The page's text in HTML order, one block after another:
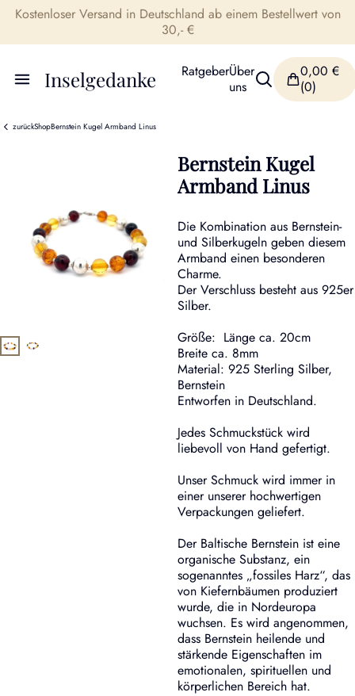
Kostenloser Versand in Deutschland ab einem Bestellwert von
30,- €
Inselgedanke RatgeberÜber
uns
0,00 €
(0)
zurückShopBernstein Kugel Armband Linus
Bernstein Kugel
Armband Linus
Die Kombination aus Bernstein-
und Silberkugeln geben diesem
Armband einen besonderen
Charme.
Der Verschluss besteht aus 925er
Silber.
Größe: Länge ca. 20cm
Breite ca. 8mm
Material: 925 Sterling Silber,
Bernstein
Entworfen in Deutschland.
Jedes Schmuckstück wird
liebevoll von Hand gefertigt.
Unser Schmuck wird immer in
einer unserer hochwertigen
Verpackungen geliefert.
Der Baltische Bernstein ist eine
organische Substanz, ein
sogenanntes „fossiles Harz“, das
von Kiefernbäumen produziert
wurde, die in Nordeuropa
wuchsen. Es wird angenommen,
dass Bernstein heilende und
stärkende Eigenschaften im
emotionalen, spirituellen und
körperlichen Bereich hat.